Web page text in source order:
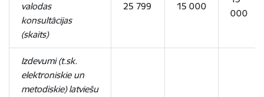
valodas
konsultācijas
(skaits)
25 799 15 000
000
Izdevumi (t.sk.
elektroniskie un
metodiskie) latviešu